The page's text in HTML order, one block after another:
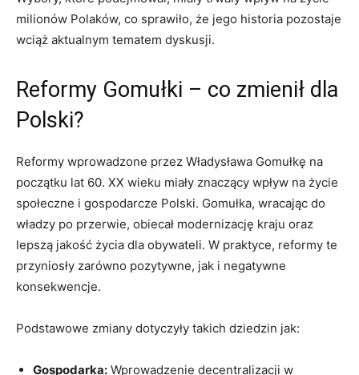
milionów Polaków, co sprawiło, że jego historia pozostaje
wciąż aktualnym tematem dyskusji.
Reformy Gomułki – co zmienił dla
Polski?
Reformy wprowadzone przez Władysława Gomułkę na
początku lat 60. XX wieku miały znaczący wpływ na życie
społeczne i gospodarcze Polski. Gomułka, wracając do
władzy po przerwie, obiecał modernizację kraju oraz
lepszą jakość życia dla obywateli. W praktyce, reformy te
przyniosły zarówno pozytywne, jak i negatywne
konsekwencje.
Podstawowe zmiany dotyczyły takich dziedzin jak:
Gospodarka: Wprowadzenie decentralizacji w